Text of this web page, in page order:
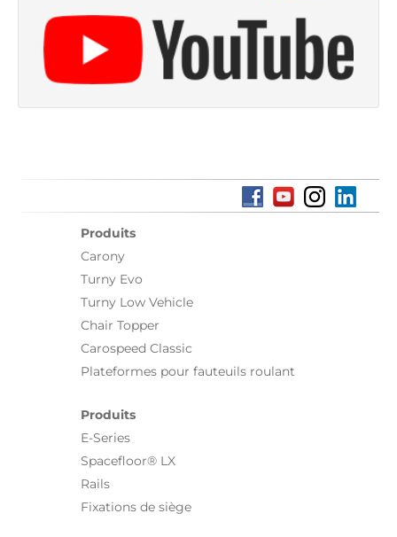
Produits
Carony
Turny Evo
Turny Low Vehicle
Chair Topper
Carospeed Classic
Plateformes pour fauteuils roulant
Produits
E-Series
Spacefloor® LX
Rails
Fixations de siège